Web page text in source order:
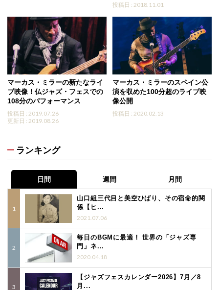
投稿日 : 2018.11.01
マーカス・ミラーの新たなライ
ブ映像！仏ジャズ・フェスでの
108分のパフォーマンス
投稿日 : 2019.07.26
更新日 : 2019.08.26
マーカス・ミラーのスペイン公
演を収めた100分超のライブ映
像公開
投稿日 : 2020.02.13
ランキング
日間 週間 月間
山口組三代目と美空ひばり、その宿命的関
係【ヒ...
2021.07.06
毎日のBGMに最適！ 世界の「ジャズ専
門」ネ...
2020.04.18
【ジャズフェスカレンダー2026】7月／8
月...